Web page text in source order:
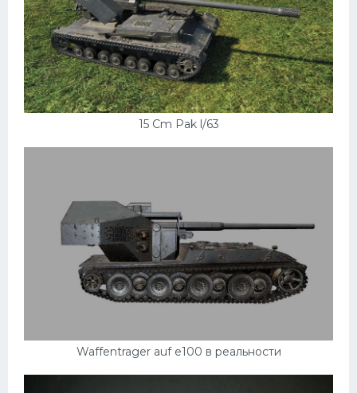
15 Cm Pak l/63
Waffentrager auf e100 в реальности